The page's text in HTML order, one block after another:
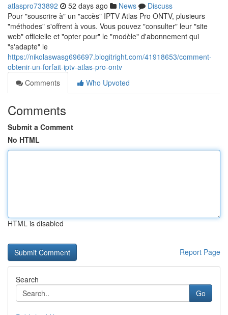
atlaspro733892 52 days ago News
Discuss
Pour "souscrire à" un "accès" IPTV Atlas Pro ONTV, plusieurs
"méthodes" s'offrent à vous. Vous pouvez "consulter" leur "site
web" officielle et "opter pour" le "modèle" d'abonnement qui
"s'adapte" le
https://nikolaswasg696697.blogitright.com/41918653/comment-
obtenir-un-forfait-iptv-atlas-pro-ontv
Comments
Who Upvoted
Comments
Submit a Comment
No HTML
HTML is disabled
Report Page
Search
Go